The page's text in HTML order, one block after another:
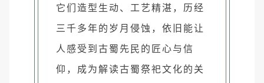
它们造型生动、工艺精湛，历经
三千多年的岁月侵蚀，依旧能让
人感受到古蜀先民的匠心与信
仰，成为解读古蜀祭祀文化的关